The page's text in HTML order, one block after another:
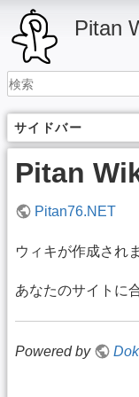
Pitan
サイドバー
Pitan
Pitan76.NET
ウィキが作成され
あなたのサイトに
Powered by